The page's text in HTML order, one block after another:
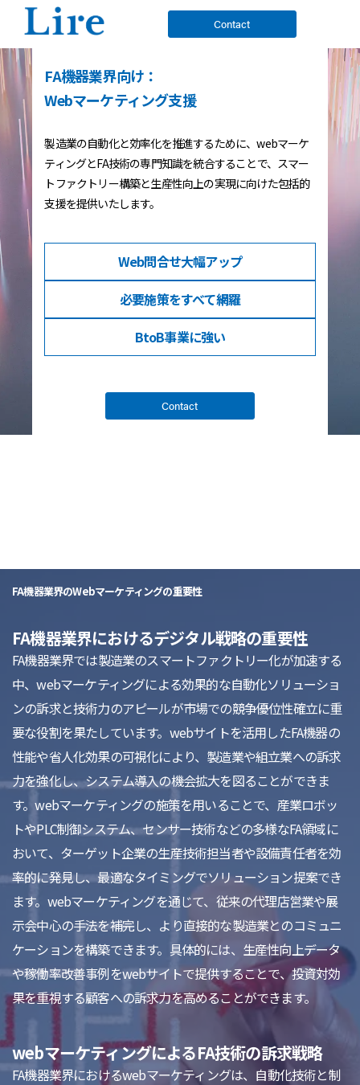
Contact
FA機器業界向け：
Webマーケティング支援
製造業の自動化と効率化を推進するために、webマーケ
ティングとFA技術の専門知識を統合することで、スマー
トファクトリー構築と生産性向上の実現に向けた包括的
支援を提供いたします。
Web問合せ大幅アップ
必要施策をすべて網羅
BtoB事業に強い
Contact
FA機器業界のWebマーケティングの重要性
FA機器業界におけるデジタル戦略の重要性
FA機器業界では製造業のスマートファクトリー化が加速する
中、webマーケティングによる効果的な自動化ソリューショ
ンの訴求と技術力のアピールが市場での競争優位性確立に重
要な役割を果たしています。webサイトを活用したFA機器の
性能や省人化効果の可視化により、製造業や組立業への訴求
力を強化し、システム導入の機会拡大を図ることができま
す。webマーケティングの施策を用いることで、産業ロボッ
トやPLC制御システム、センサー技術などの多様なFA領域に
おいて、ターゲット企業の生産技術担当者や設備責任者を効
率的に発見し、最適なタイミングでソリューション提案でき
ます。webマーケティングを通じて、従来の代理店営業や展
示会中心の手法を補完し、より直接的な製造業とのコミュニ
ケーションを構築できます。具体的には、生産性向上データ
や稼働率改善事例をwebサイトで提供することで、投資対効
果を重視する顧客への訴求力を高めることができます。
webマーケティングによるFA技術の訴求戦略
FA機器業界におけるwebマーケティングは、自動化技術と制